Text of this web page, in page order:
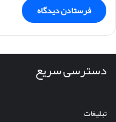
دسترسی سریع
تبلیغات